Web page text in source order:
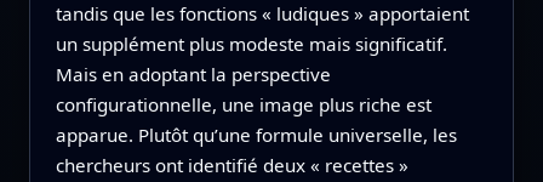
tandis que les fonctions « ludiques » apportaient
un supplément plus modeste mais significatif.
Mais en adoptant la perspective
configurationnelle, une image plus riche est
apparue. Plutôt qu’une formule universelle, les
chercheurs ont identifié deux « recettes »